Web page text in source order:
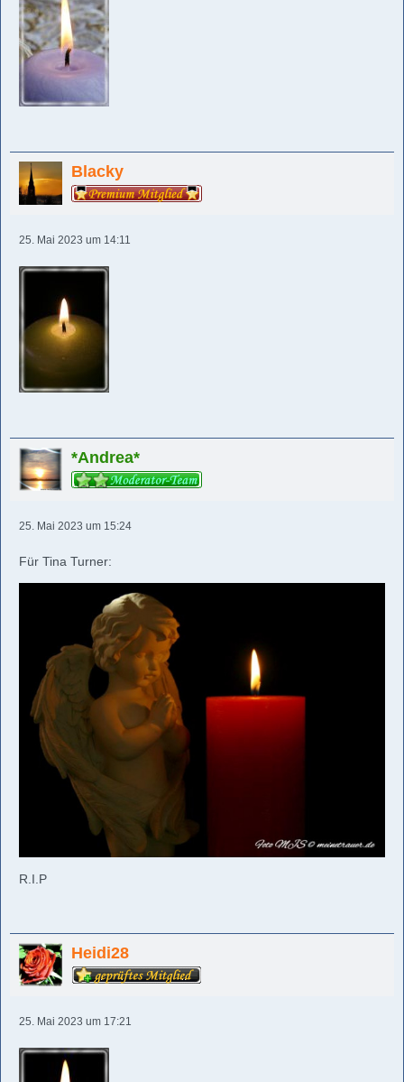
Blacky
25. Mai 2023 um 14:11
*Andrea*
25. Mai 2023 um 15:24
Für Tina Turner:
R.I.P
Heidi28
25. Mai 2023 um 17:21